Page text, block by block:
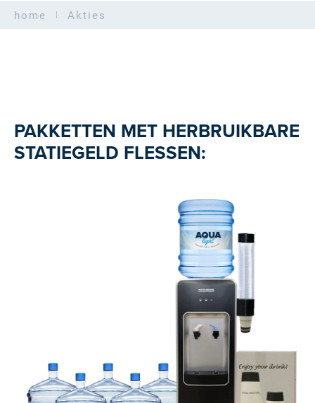
home Akties
PAKKETTEN MET HERBRUIKBARE
STATIEGELD FLESSEN: